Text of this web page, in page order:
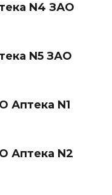
N4 ЗАО
N5 ЗАО
Аптека N1
Аптека N2